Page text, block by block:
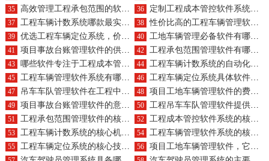
35 高效管理工程承包范围的软件，预算大致范围？ 36 定制工程成本管控软件系统的合理开发预算是多少？
37 工程车辆计数系统哪款最实用？一套成本如何？ 38 性价比高的工程车辆管理软件系统，年费大约多少？
39 优选工程车辆定位系统，价格区间概览？ 40 工地车辆管理必备软件有哪些？主要作用为何？
41 项目事故台账管理软件的供应商及自动化功能？ 42 工程承包范围管理软件有哪些，其作用如何？
43 哪些软件专注于工程成本管控？主要作用概述？ 44 工程车辆计数系统的自动化软件推荐及作用？
45 工程车辆管理软件系统有哪些，它们的作用是什么？ 46 工程车辆定位系统具体软件及作用介绍？
47 吊车车队管理软件在工程中的自动化作用？推荐哪些公司？ 48 项目工地车辆管理软件的费用包括哪些？使用它能带来哪些工地管理上的好处？
49 项目事故台账管理软件的意义及其好处是什么？ 50 工程吊车车队管理软件提供哪些服务？这些服务如何助力车队管理？
51 工程承包范围管理软件的核心功能是什么？如何助力企业精准管理？ 52 工程成本管控软件系统的核心策略是什么？其带来的成本控制好处有哪些？
53 工程车辆计数系统的核心机制是什么？带来哪些好处？ 54 工程车辆管理软件系统的核心功能有哪些？这些功能如何助力企业管理？
55 工程车辆定位系统的核心技术是什么？为企业带来哪些好处？ 56 项目工地车辆管理软件，它的优缺点真的那么明显吗？技术特点又是如何助力工地管理迈向智能化的？